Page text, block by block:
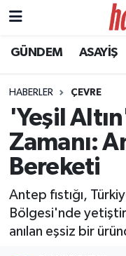
GÜNDEM ASAYİŞ
HABERLER ÇEVRE
'Yeşil
Zamanı:
Bereketi
Antep fıstığı,
Bölgesi'nde
anılan eşsiz bir
Tire Nöbetçi
Tire Hava
Tire Trafik
Süper Lig Puan
Tüm Manşetler
Son Dakika